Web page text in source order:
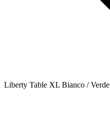
Liberty Table XL Bianco / Verde